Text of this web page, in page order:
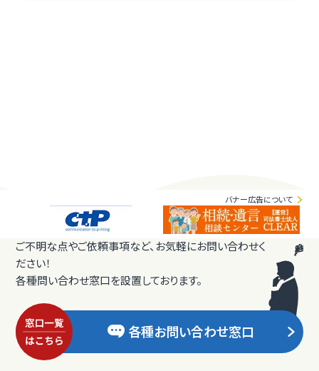
バナー広告について
ご不明な点やご依頼事項など、お気軽にお問い合わせく
ださい！
各種問い合わせ窓口を設置しております。
各種お問い合わせ窓口